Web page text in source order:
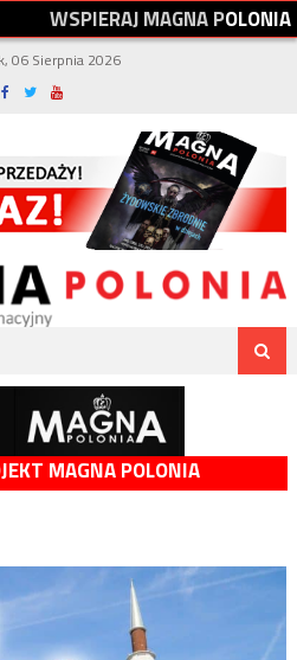
WSPIERAJMAGNAPOLONIA
06 Sierpnia 2026
MAGNA POLONIA